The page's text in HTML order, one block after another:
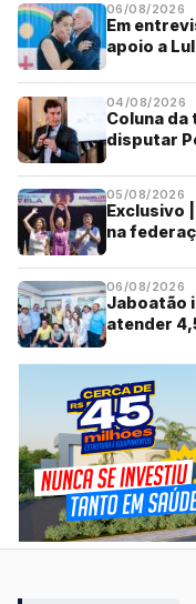
06/08/2026
Em
apoio a
04/08/2026
Coluna
disputar
05/08/2026
Exclusivo
na
06/08/2026
Jaboatão
atender